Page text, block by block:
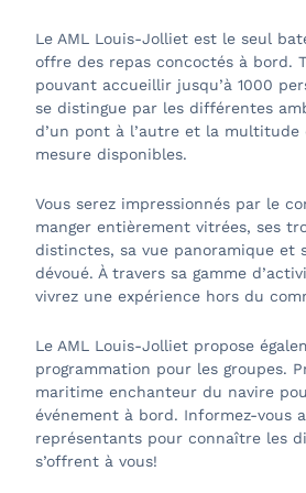
Le AML Louis-Jolliet est le seul
offre des repas concoctés à bord.
pouvant accueillir jusqu’à 1000
se distingue par les différentes
d’un pont à l’autre et la multitude
mesure disponibles.
Vous serez impressionnés par le
manger entièrement vitrées, ses
distinctes, sa vue panoramique et
dévoué. À travers sa gamme
vivrez une expérience hors du
Le AML Louis-Jolliet propose
programmation pour les groupes.
maritime enchanteur du navire
événement à bord. Informez-vous
représentants pour connaître les
s’offrent à vous!